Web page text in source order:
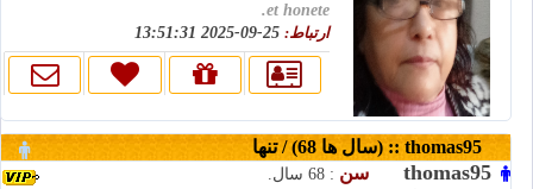
et honete.
ارتباط:
thomas95 :: (سال ها 68) / تنها
thomas95 سن : 68 سال.